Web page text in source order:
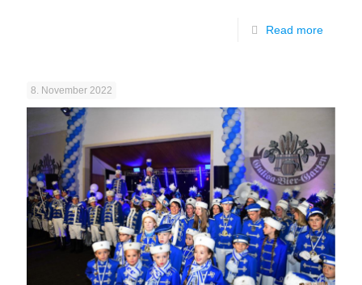
Read more
8. November 2022